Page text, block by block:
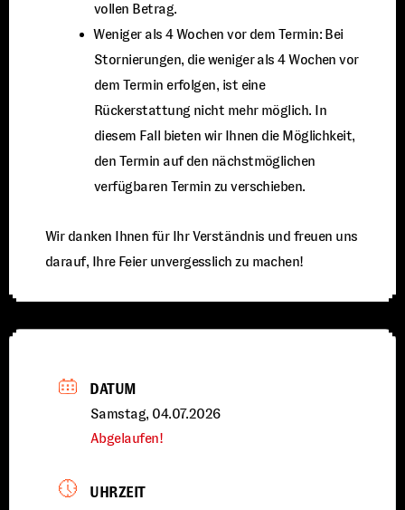
vollen Betrag.
⁠Weniger als 4 Wochen vor dem Termin: Bei
Stornierungen, die weniger als 4 Wochen vor
dem Termin erfolgen, ist eine
Rückerstattung nicht mehr möglich. In
diesem Fall bieten wir Ihnen die Möglichkeit,
den Termin auf den nächstmöglichen
verfügbaren Termin zu verschieben.
Wir danken Ihnen für Ihr Verständnis und freuen uns
darauf, Ihre Feier unvergesslich zu machen!
DATUM
Samstag, 04.07.2026
Abgelaufen!
UHRZEIT